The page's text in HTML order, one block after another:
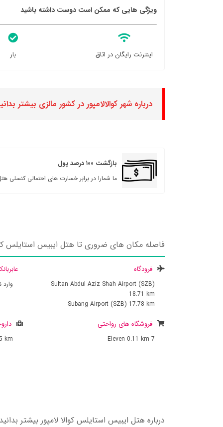
ویژگی هایی که ممکن است دوست داشته باشید
اینترنت رایگان در اتاق بار
درباره شهر کوالالامپور در کشور مالزی بیشتر
بازگشت ۱۰۰ درصد پول
ما شمارا در برابر خسارت های احتمالی کنسلی
فاصله مکان های ضروری تا هتل ایبیس استایلس
فرودگاه
Sultan Abdul Aziz Shah Airport (SZB)
18.71 km
Subang Airport (SZB) 17.78 km
فروشگاه های رواحتی
7 Eleven
0.11 km
km
درباره هتل ایبیس استایلس کوالا لامپور بیشتر